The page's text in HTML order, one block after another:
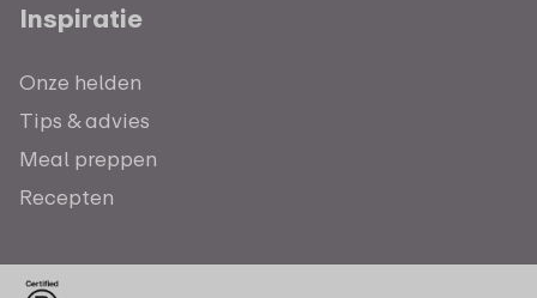
Inspiratie
Onze helden
Tips & advies
Meal preppen
Recepten